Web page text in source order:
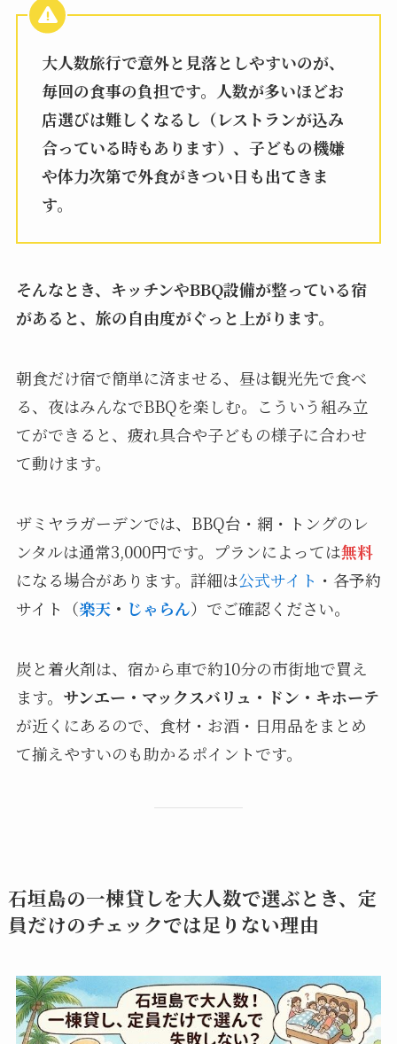
大人数旅行で意外と見落としやすいのが、
毎回の食事の負担です。人数が多いほどお
店選びは難しくなるし（レストランが込み
合っている時もあります）、子どもの機嫌
や体力次第で外食がきつい日も出てきま
す。
そんなとき、キッチンやBBQ設備が整っている宿
があると、旅の自由度がぐっと上がります。
朝食だけ宿で簡単に済ませる、昼は観光先で食べ
る、夜はみんなでBBQを楽しむ。こういう組み立
てができると、疲れ具合や子どもの様子に合わせ
て動けます。
ザミヤラガーデンでは、BBQ台・網・トングのレ
ンタルは通常3,000円です。プランによっては無料
になる場合があります。詳細は公式サイト ・各予約
サイト（楽天・ じゃらん）でご確認ください。
炭と着火剤は、宿から車で約10分の市街地で買え
ます。 サンエー・マックスバリュ・ドン・キホーテ
が近くにあるので、食材・お酒・日用品をまとめ
て揃えやすいのも助かるポイントです。
石垣島の一棟貸しを大人数で選ぶとき、定
員だけのチェックでは足りない理由